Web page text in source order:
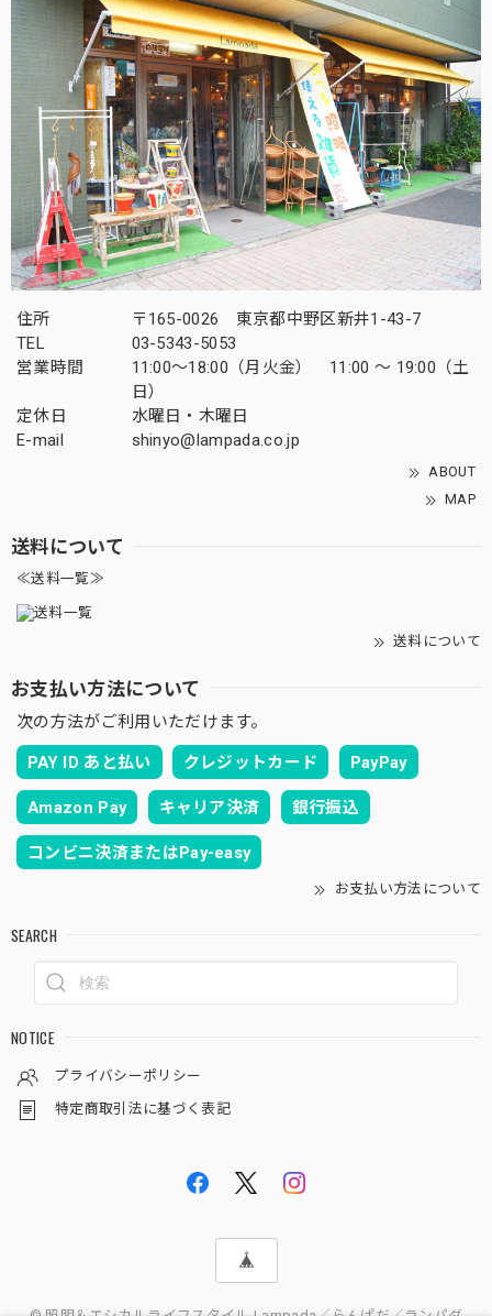
住所
〒165-0026 東京都中野区新井1-43-7
TEL
03-5343-5053
営業時間
11:00～18:00（月火金） 11:00 ～ 19:00（土
日）
定休日
水曜日・木曜日
E-mail
shinyo@lampada.co.jp
ABOUT
MAP
送料について
≪送料一覧≫
送料について
お支払い方法について
次の方法がご利用いただけます。
PAY ID あと払い クレジットカード PayPay
Amazon Pay キャリア決済 銀行振込
コンビニ決済またはPay-easy
お支払い方法について
SEARCH
NOTICE
プライバシーポリシー
特定商取引法に基づく表記